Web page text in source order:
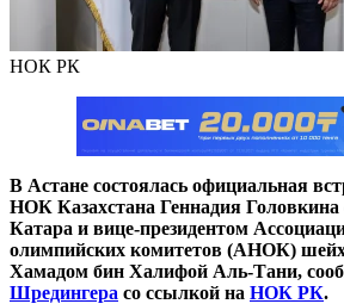
НОК РК
В Астане состоялась официальная
НОК Казахстана Геннадия
Катара и вице-президентом
олимпийских комитетов (АНОК)
Хамадом бин Халифой Аль-Тани,
Шредингера со ссылкой на НОК РК.